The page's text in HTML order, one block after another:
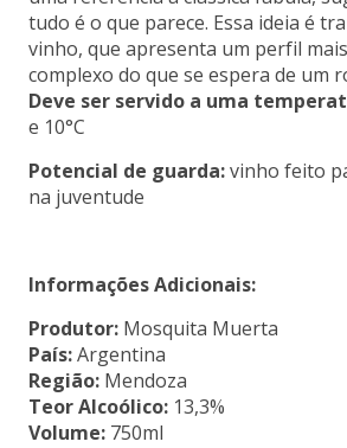
tudo é o que parece. Essa ideia é
vinho, que apresenta um perfil
complexo do que se espera de um
Deve ser servido a uma
e 10°C
Potencial de guarda:vinho feito
na juventude
Informações Adicionais:
Produtor: Mosquita Muerta
País:Argentina
Região: Mendoza
Teor Alcoólico: 13,3%
Volume: 750ml